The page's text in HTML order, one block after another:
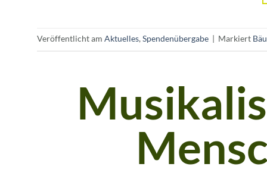
Veröffentlicht am Aktuelles,Spendenübergabe Markiert